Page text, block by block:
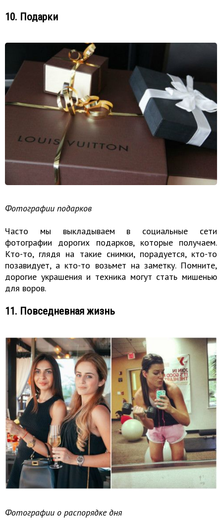
10. Подарки
Фотографии подарков
Часто мы выкладываем в социальные сети
фотографии дорогих подарков, которые получаем.
Кто-то, глядя на такие снимки, порадуется, кто-то
позавидует, а кто-то возьмет на заметку. Помните,
дорогие украшения и техника могут стать мишенью
для воров.
11. Повседневная жизнь
Фотографии о распорядке дня